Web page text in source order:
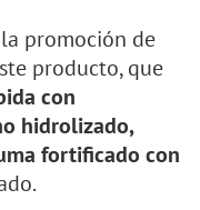
promoción de
producto, que
con
hidrolizado,
fortificado con